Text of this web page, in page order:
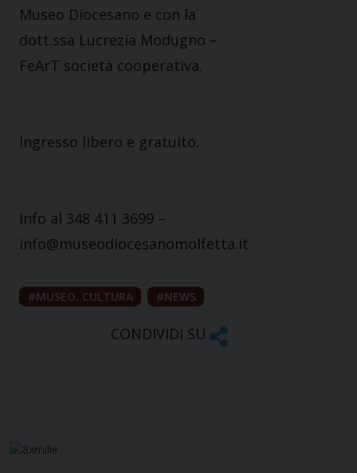
Museo Diocesano e con la
dott.ssa Lucrezia Modugno –
FeArT società cooperativa.
Ingresso libero e gratuito.
Info al 348 411 3699 –
info@museodiocesanomolfetta.it
MUSEO. CULTURA NEWS
CONDIVIDI SU